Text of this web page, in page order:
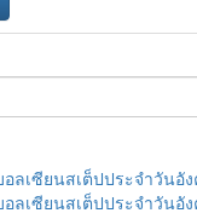
อลเซียนสเต็ปประจำวันอั
อลเซียนสเต็ปประจำวันอั